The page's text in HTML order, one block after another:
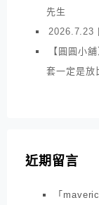
先生
2026.7.23
【圓圓小
套一定是放
近期留言
「